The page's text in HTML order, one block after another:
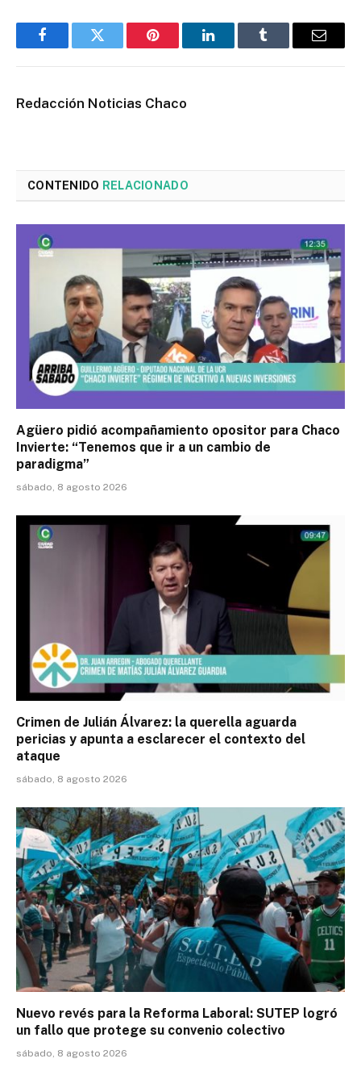
FacebookTwitter Pinterest LinkedInTumblr Email
Redacción Noticias Chaco
CONTENIDO RELACIONADO
Agüero pidió acompañamiento opositor para Chaco
Invierte: “Tenemos que ir a un cambio de
paradigma”
sábado, 8 agosto 2026
Crimen de Julián Álvarez: la querella aguarda
pericias y apunta a esclarecer el contexto del
ataque
sábado, 8 agosto 2026
Nuevo revés para la Reforma Laboral: SUTEP logró
un fallo que protege su convenio colectivo
sábado, 8 agosto 2026